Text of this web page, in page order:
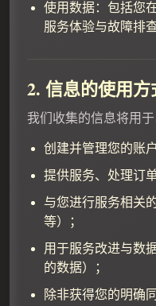
使用数据：包括您
服务体验与故障排查
2. 信息的使用方
我们收集的信息将用于
创建并管理您的账户
提供服务、处理订
与您进行服务相关
等）；
用于服务改进与数
的数据）；
除非获得您的明确